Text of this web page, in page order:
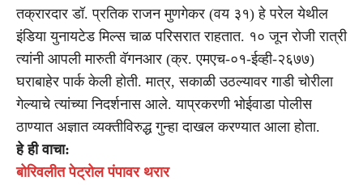
तक्रारदार डॉ. प्रतिक राजन मुणगेकर (वय ३१) हे परेल येथील
इंडिया युनायटेड मिल्स चाळ परिसरात राहतात. १० जून रोजी रात्री
त्यांनी आपली मारुती वॅगनआर (क्र. एमएच-०१-ईव्ही-२६७७)
घराबाहेर पार्क केली होती. मात्र, सकाळी उठल्यावर गाडी चोरीला
गेल्याचे त्यांच्या निदर्शनास आले. याप्रकरणी भोईवाडा पोलीस
ठाण्यात अज्ञात व्यक्तीविरुद्ध गुन्हा दाखल करण्यात आला होता.
हे ही वाचा:
बोरिवलीत पेट्रोल पंपावर थरार